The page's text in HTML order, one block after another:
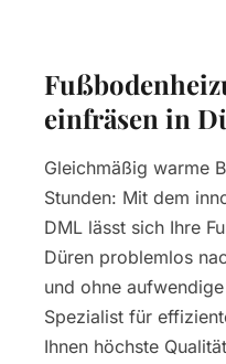
einfräsen in
Gleichmäßig warme
Stunden: Mit dem
DML lässt sich Ihre
Düren problemlos
und ohne
Spezialist für
Ihnen höchste